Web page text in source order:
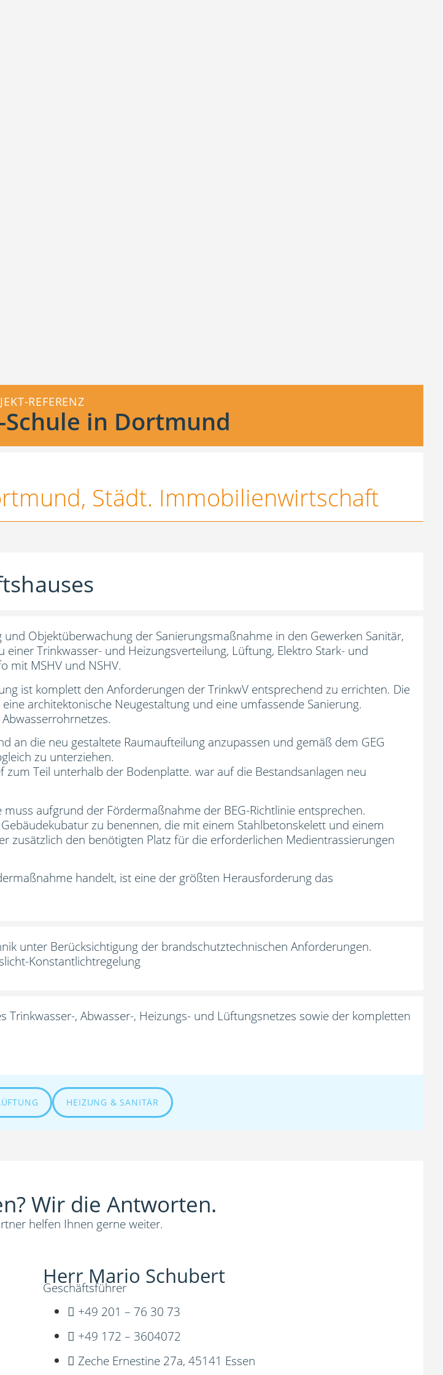
REFERENZ
in Dortmund
Städt. Immobilienwirtschaft
und Objektüberwachung der Sanierungsmaßnahme in den Gewerken Sanitär,
einer Trinkwasser- und Heizungsverteilung, Lüftung, Elektro Stark- und
mit MSHV und NSHV.
ist komplett den Anforderungen der TrinkwV entsprechend zu errichten. Die
architektonische Neugestaltung und eine umfassende Sanierung.
an die neu gestaltete Raumaufteilung anzupassen und gemäß dem GEG
zu unterziehen.
zum Teil unterhalb der Bodenplatte. war auf die Bestandsanlagen neu
muss aufgrund der Fördermaßnahme der BEG-Richtlinie entsprechen.
zu benennen, die mit einem Stahlbetonskelett und einem
zusätzlich den benötigten Platz für die erforderlichen Medientrassierungen
handelt, ist eine der größten Herausforderung das
unter Berücksichtigung der brandschutztechnischen Anforderungen.
Konstantlichtregelung
Trinkwasser-, Abwasser-, Heizungs- und Lüftungsnetzes sowie der kompletten
HEIZUNG & SANITÄR
Wir die Antworten.
helfen Ihnen gerne weiter.
Herr Mario Schubert
Geschäftsführer
+49 201 – 76 30 73
+49 172 – 3604072
Zeche Ernestine 27a, 45141 Essen